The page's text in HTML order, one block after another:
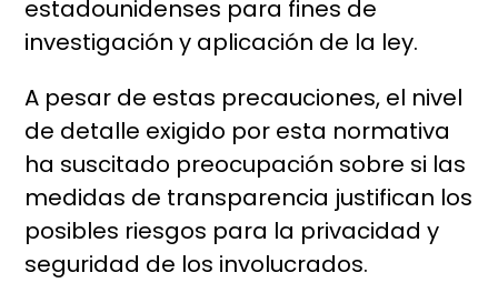
estadounidenses para fines de
investigación y aplicación de la ley.
A pesar de estas precauciones, el nivel
de detalle exigido por esta normativa
ha suscitado preocupación sobre si las
medidas de transparencia justifican los
posibles riesgos para la privacidad y
seguridad de los involucrados.